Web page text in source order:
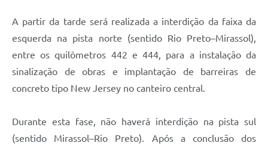
A partir da tarde será realizada a interdição da faixa da
esquerda na pista norte (sentido Rio Preto–Mirassol),
entre os quilômetros 442 e 444, para a instalação da
sinalização de obras e implantação de barreiras de
concreto tipo New Jersey no canteiro central.
Durante esta fase, não haverá interdição na pista sul
(sentido Mirassol–Rio Preto). Após a conclusão dos